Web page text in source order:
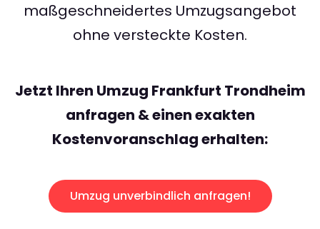
maßgeschneidertes Umzugsangebot
ohne versteckte Kosten.
Jetzt Ihren Umzug Frankfurt Trondheim
anfragen & einen exakten
Kostenvoranschlag erhalten:
Umzug unverbindlich anfragen!